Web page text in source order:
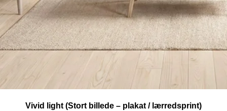
Vivid light (Stort billede – plakat / lærredsprint)